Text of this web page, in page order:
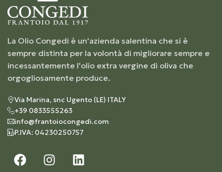
La Olio Congedi è un'azienda salentina che si è
sempre distinta per la volontà di migliorare sempre e
incessantemente l'olio extra vergine di oliva che
orgogliosamente produce.
Via Marina, snc Ugento (LE) ITALY
+39 0833555263
info@frantoiocongedi.com
P.IVA: 04230250757